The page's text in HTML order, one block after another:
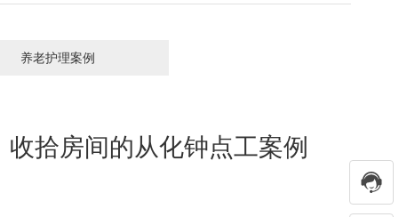
养老护理案例
拾房间的从化钟点工案例